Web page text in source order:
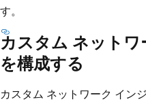
す。
カスタム ネット
を構成する
カスタム ネットワーク イン